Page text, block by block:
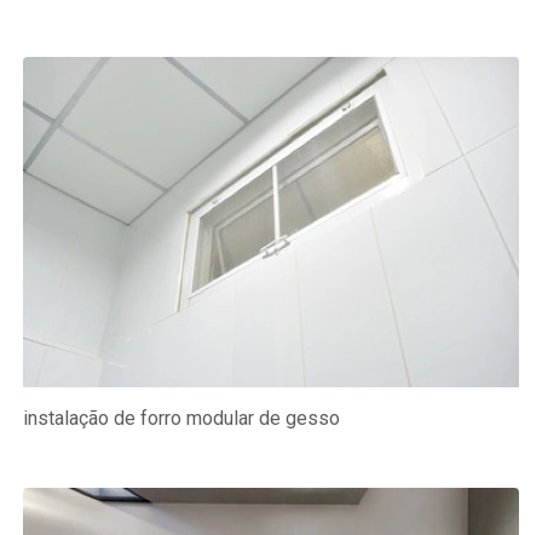
instalação de forro modular de gesso